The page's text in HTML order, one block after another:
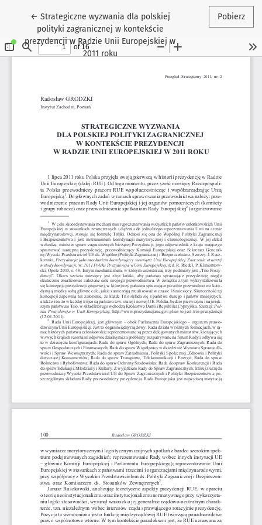
← Wróć do szczegółów artykułu
Strategiczne wyzwania dla polskiej
polityki zagranicznej w kontekście
prezydencji w Radzie Unii Europejskiej w
2011 roku
Pobierz